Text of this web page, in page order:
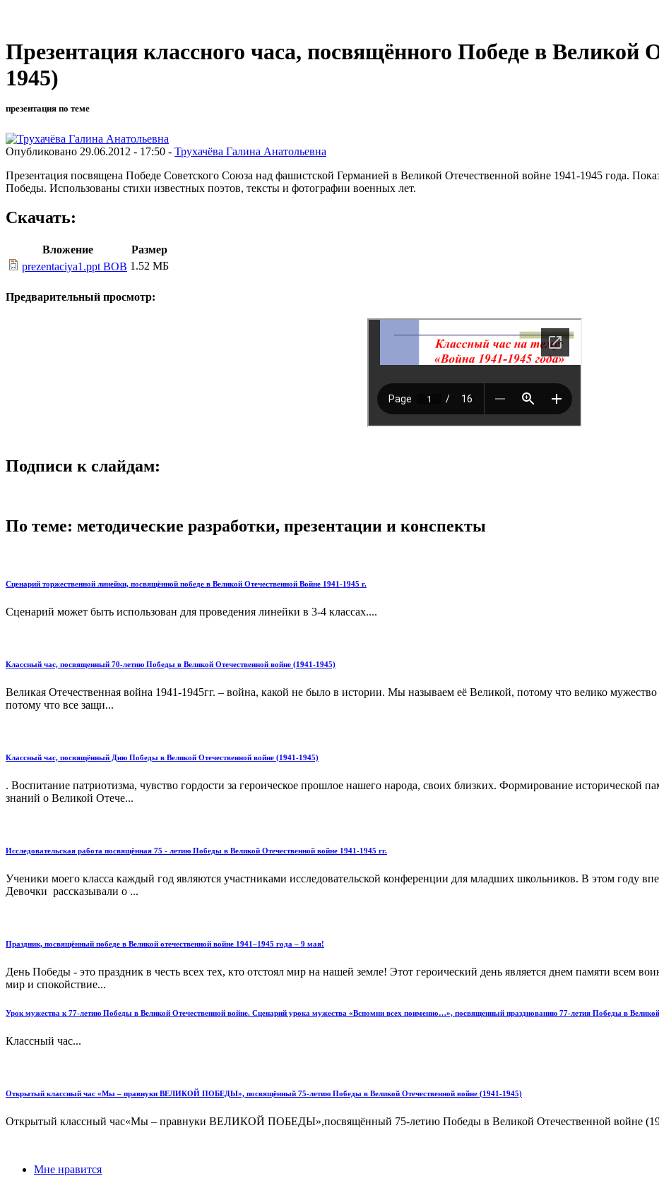
Презентация классного часа, посвящённого Победе в Великой
1945)
презентация по теме
Опубликовано 29.06.2012 - 17:50 - Трухачёва Галина Анатольевна
Презентация посвящена Победе Советского Союза над фашистской Германией в Великой Отечественной войне 1941-1945 года.
Победы. Использованы стихи известных поэтов, тексты и фотографии военных лет.
Скачать:
Вложение
Размер
prezentaciya1.ppt ВОВ 1.52 МБ
Предварительный просмотр:
Подписи к слайдам:
По теме: методические разработки, презентации и конспекты
Сценарий торжественной линейки, посвящённой победе в Великой Отечественной Войне 1941-1945 г.
Сценарий может быть использован для проведения линейки в 3-4 классах....
Классный час, посвященный 70-летию Победы в Великой Отечественной войне (1941-1945)
Великая Отечественная война 1941-1945гг. – война, какой не было в истории. Мы называем её Великой, потому что велико
потому что все защи...
Классный час, посвящённый Дню Победы в Великой Отечественной войне (1941-1945)
. Воспитание патриотизма, чувство гордости за героическое прошлое нашего народа, своих близких. Формирование исторической
знаний о Великой Отече...
Исследовательская работа посвящённая 75 - летию Победы в Великой Отечественной войне 1941-1945 гг.
Ученики моего класса каждый год являются участниками исследовательской конференции для младших школьников. В этом году
Девочки рассказывали о ...
Праздник, посвящённый победе в Великой отечественной войне 1941–1945 года – 9 мая!
День Победы - это праздник в честь всех тех, кто отстоял мир на нашей земле! Этот героический день является днем памяти всем
мир и спокойствие...
Урок мужества к 77-летию Победы в Великой Отечественной войне. Сценарий урока мужества «Вспомни всех поименно…», посвященный празднованию 77-летия Победы в
Классный час...
Открытый классный час «Мы – правнуки ВЕЛИКОЙ ПОБЕДЫ», посвящённый 75-летию Победы в Великой Отечественной войне (1941-1945)
Открытый классный час«Мы – правнуки ВЕЛИКОЙ ПОБЕДЫ»,посвящённый 75-летию Победы в Великой Отечественной войне
Мне нравится